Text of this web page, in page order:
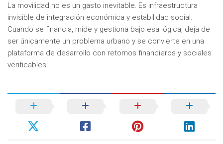
La movilidad no es un gasto inevitable. Es infraestructura
invisible de integración económica y estabilidad social.
Cuando se financia, mide y gestiona bajo esa lógica, deja de
ser únicamente un problema urbano y se convierte en una
plataforma de desarrollo con retornos financieros y sociales
verificables.